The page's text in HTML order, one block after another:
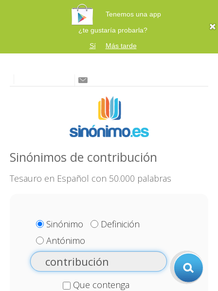
Tenemos una app
¿te gustaría probarla?
Sí
Más tarde
Sinónimos de contribución
Tesauro en Español con 50.000 palabras
Sinónimo
Definición
Antónimo
Que contenga